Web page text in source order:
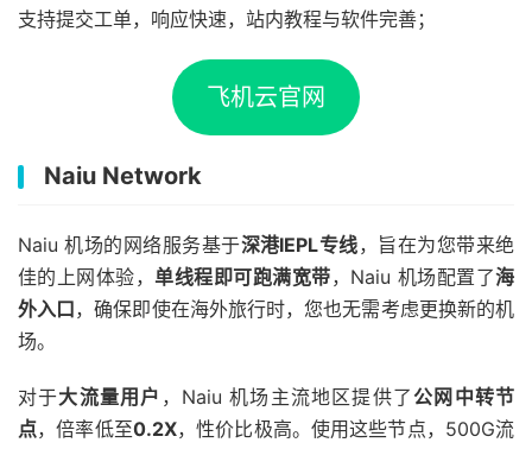
支持提交工单，响应快速，站内教程与软件完善；
飞机云官网
Naiu Network
Naiu 机场的网络服务基于深港IEPL专线，旨在为您带来绝
佳的上网体验，单线程即可跑满宽带，Naiu 机场配置了海
外入口，确保即使在海外旅行时，您也无需考虑更换新的机
场。
对于大流量用户 ，Naiu 机场主流地区提供了 公网中转节
点，倍率低至0.2X，性价比极高。使用这些节点，500G流